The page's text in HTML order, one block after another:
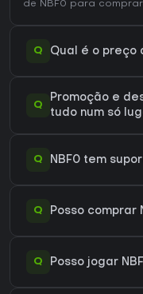
de NBF0 para comprar
Q Qual é o preço
Q
Promoção e
tudo num só
Q NBF0 tem
Q Posso comprar
Q Posso jogar